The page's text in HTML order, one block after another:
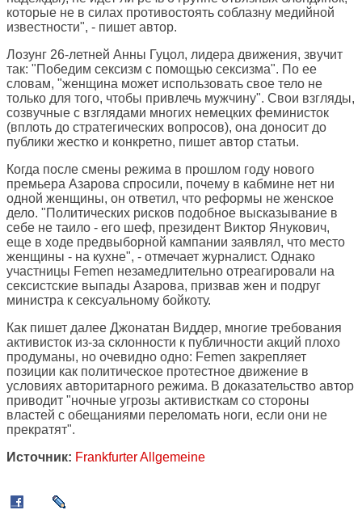
которые не в силах противостоять соблазну медийной
известности", - пишет автор.
Лозунг 26-летней Анны Гуцол, лидера движения, звучит
так: "Победим сексизм с помощью сексизма". По ее
словам, "женщина может использовать свое тело не
только для того, чтобы привлечь мужчину". Свои взгляды,
созвучные с взглядами многих немецких феминисток
(вплоть до стратегических вопросов), она доносит до
публики жестко и конкретно, пишет автор статьи.
Когда после смены режима в прошлом году нового
премьера Азарова спросили, почему в кабмине нет ни
одной женщины, он ответил, что реформы не женское
дело. "Политических рисков подобное высказывание в
себе не таило - его шеф, президент Виктор Янукович,
еще в ходе предвыборной кампании заявлял, что место
женщины - на кухне", - отмечает журналист. Однако
участницы Femen незамедлительно отреагировали на
сексистские выпады Азарова, призвав жен и подруг
министра к сексуальному бойкоту.
Как пишет далее Джонатан Виддер, многие требования
активисток из-за склонности к публичности акций плохо
продуманы, но очевидно одно: Femen закрепляет
позиции как политическое протестное движение в
условиях авторитарного режима. В доказательство автор
приводит "ночные угрозы активисткам со стороны
властей с обещаниями переломать ноги, если они не
прекратят".
Источник: Frankfurter Allgemeine